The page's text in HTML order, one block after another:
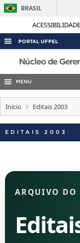
ACESSIBILIDADE
BRASIL
PORTAL UFPEL
ACESSO À
AUDITORIA
CONCURSOS
INTERNACIONAL
TELEFONES
Núcleo de
MENU
Início Editais 2003
EDITAIS 2003
ARQUIVO